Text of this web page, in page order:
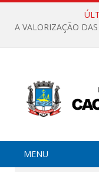
MENU